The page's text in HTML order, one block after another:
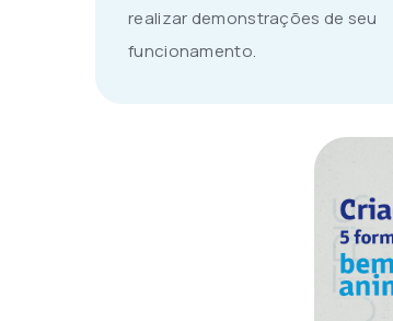
realizar demonstrações de seu
funcionamento.